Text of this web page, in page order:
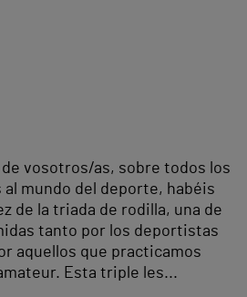
vosotros/as, sobre todos los
mundo del deporte, habéis
de la triada de rodilla, una de
tanto por los deportistas
aquellos que practicamos
Esta triple les...